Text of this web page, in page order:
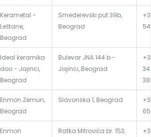
Kerametal -
Leštane,
Beograd
Smederevski put 39b,
Beograd
Ideal keramika
doo - Jajinci,
Beograd
Bulevar JNA 144 b -
Jajinci, Beograd
34
Enmon Zemun,
Beograd
Slavonska 1, Beograd
Enmon
Ratka Mitrovića br. 153,